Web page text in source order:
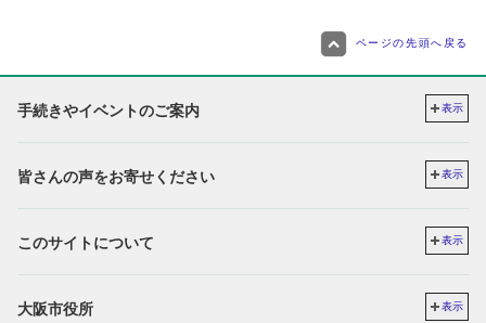
ページの先頭へ戻る
手続きやイベントのご案内 表示
皆さんの声をお寄せください 表示
このサイトについて 表示
大阪市役所 表示